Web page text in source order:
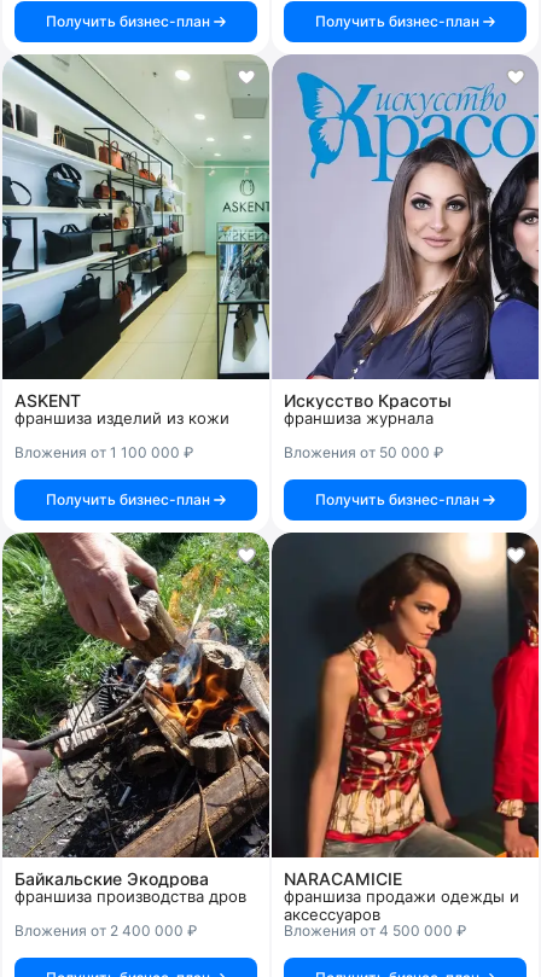
Получить бизнес-план Получить бизнес-план
ASKENT
франшиза изделий из кожи
Вложения от 1 100 000 ₽
Получить бизнес-план
Искусство Красоты
франшиза журнала
Вложения от 50 000 ₽
Получить бизнес-план
Байкальские Экодрова
франшиза производства дров
Вложения от 2 400 000 ₽
NARACAMICIE
франшиза продажи одежды и
аксессуаров
Вложения от 4 500 000 ₽